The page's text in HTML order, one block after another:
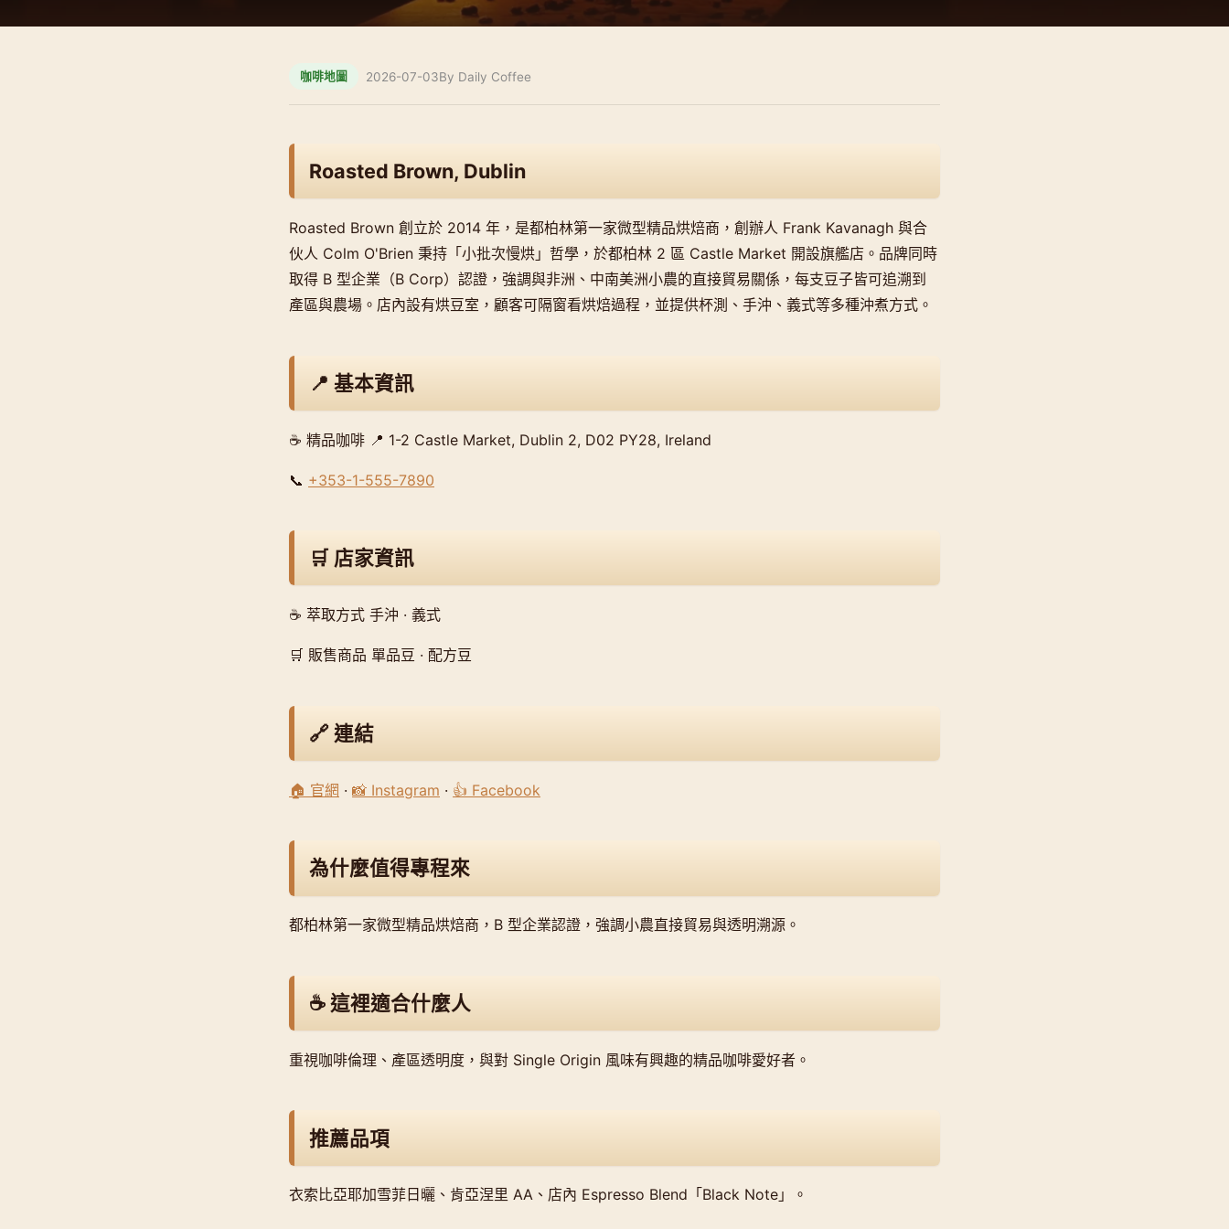
咖啡地圖 2026-07-03By Daily Coffee
Roasted Brown, Dublin
Roasted Brown 創立於 2014 年，是都柏林第一家微型精品烘焙商，創辦人 Frank Kavanagh 與合
伙人 Colm O'Brien 秉持「小批次慢烘」哲學，於都柏林 2 區 Castle Market 開設旗艦店。品牌同時
取得 B 型企業（B Corp）認證，強調與非洲、中南美洲小農的直接貿易關係，每支豆子皆可追溯到
產區與農場。店內設有烘豆室，顧客可隔窗看烘焙過程，並提供杯測、手沖、義式等多種沖煮方式。
📍 基本資訊
☕ 精品咖啡 📍 1-2 Castle Market, Dublin 2, D02 PY28, Ireland
📞 +353-1-555-7890
🛒 店家資訊
☕ 萃取方式 手沖 · 義式
🛒 販售商品 單品豆 · 配方豆
🔗 連結
🏠 官網 · 📸 Instagram · 👍 Facebook
為什麼值得專程來
都柏林第一家微型精品烘焙商，B 型企業認證，強調小農直接貿易與透明溯源。
☕ 這裡適合什麼人
重視咖啡倫理、產區透明度，與對 Single Origin 風味有興趣的精品咖啡愛好者。
推薦品項
衣索比亞耶加雪菲日曬、肯亞涅里 AA、店內 Espresso Blend「Black Note」。